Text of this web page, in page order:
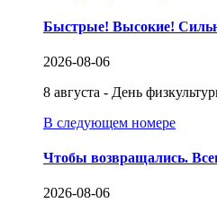
Быстрые! Высокие!
2026-08-06
8 августа - День
В следующем номере
Чтобы возвращались.
2026-08-06